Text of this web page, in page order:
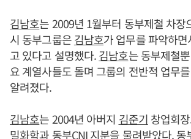
김남호는 2009년 1월부터 동부제철 차장
시 동부그룹은김남호가 업무를 파악하
고 있다고 설명했다.김남호는 동부제철
요 계열사들도 돌며 그룹의 전반적 업무
알려졌다.
김남호는 2004년 아버지 김준기 창업회
밀화학과 동부CNI 지분을 물려받았다.